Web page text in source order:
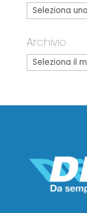
Archivio